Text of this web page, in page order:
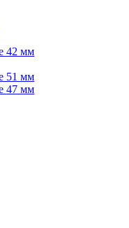
42 мм
51 мм
47 мм